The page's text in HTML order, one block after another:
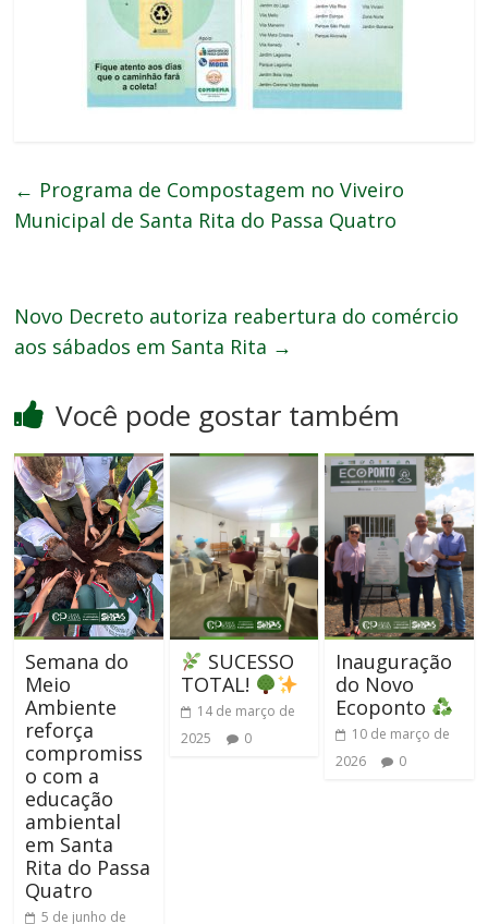
← Programa de Compostagem no Viveiro
Municipal de Santa Rita do Passa Quatro
Novo Decreto autoriza reabertura do comércio
aos sábados em Santa Rita →
Você pode gostar também
Semana do
Meio
Ambiente
reforça
compromiss
o com a
educação
ambiental
em Santa
Rita do Passa
Quatro
5 de junho de
SUCESSO
TOTAL!
14 de março de
2025
0
Inauguração
do Novo
Ecoponto
10 de março de
2026
0